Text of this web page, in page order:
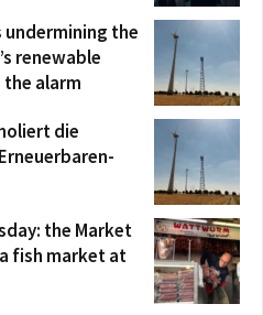
undermining the
renewable
alarm
die
the Market
fish market at